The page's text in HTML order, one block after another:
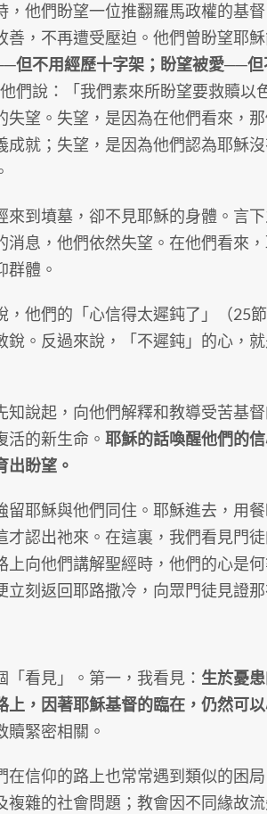
，他們盼望一位推翻羅馬政權的基
善，不再遭受壓迫。他們曾盼望耶
但不用經歷十字架；盼望被愛──
們說：「我們素來所盼望要救贖以
失望。失望，是因為在他們看來，
成就；失望，是因為他們認為耶穌
到墳墓，卻不見耶穌的身體。言下
消息，他們依然失望。在他們看來
群體。
他們的「心信得太遲鈍了」（25
。反過來說，「不遲鈍」的心，
說起，向他們解釋和教導受苦基督
活的新生命。耶穌的話喚醒他們的
出盼望。
耶穌與他們同住。耶穌進去，用餐
才認出祂來。在這裏，我們看見門
上向他們講解聖經時，他們的心是
刻返回耶路撒冷，向眾門徒見證
看見」。第一，我看見： 生於憂
上，因著耶穌基督的臨在，仍然可
贖緊密相關。
仰的路上也常常遇到類似的困局
複雜的社會問題；教會因不同緣故